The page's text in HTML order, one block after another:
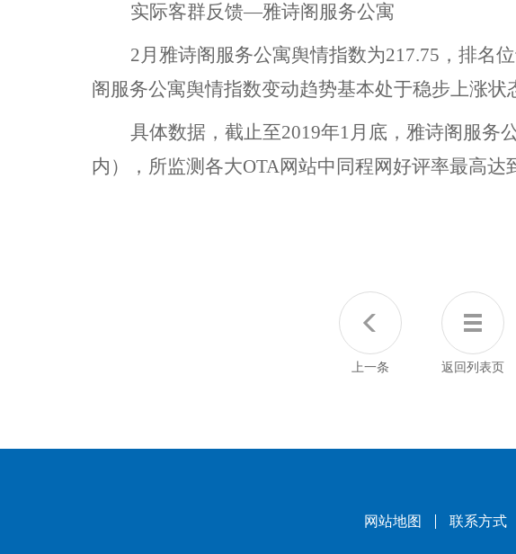
实际客群反馈—雅诗阁服务公寓
2月雅诗阁服务公寓舆情指数为217.75，排名
阁服务公寓舆情指数变动趋势基本处于稳步上涨状
具体数据，截止至2019年1月底，雅诗阁服务
内），所监测各大OTA网站中同程网好评率最高达
上一条 返回列表页
网站地图 联系方式